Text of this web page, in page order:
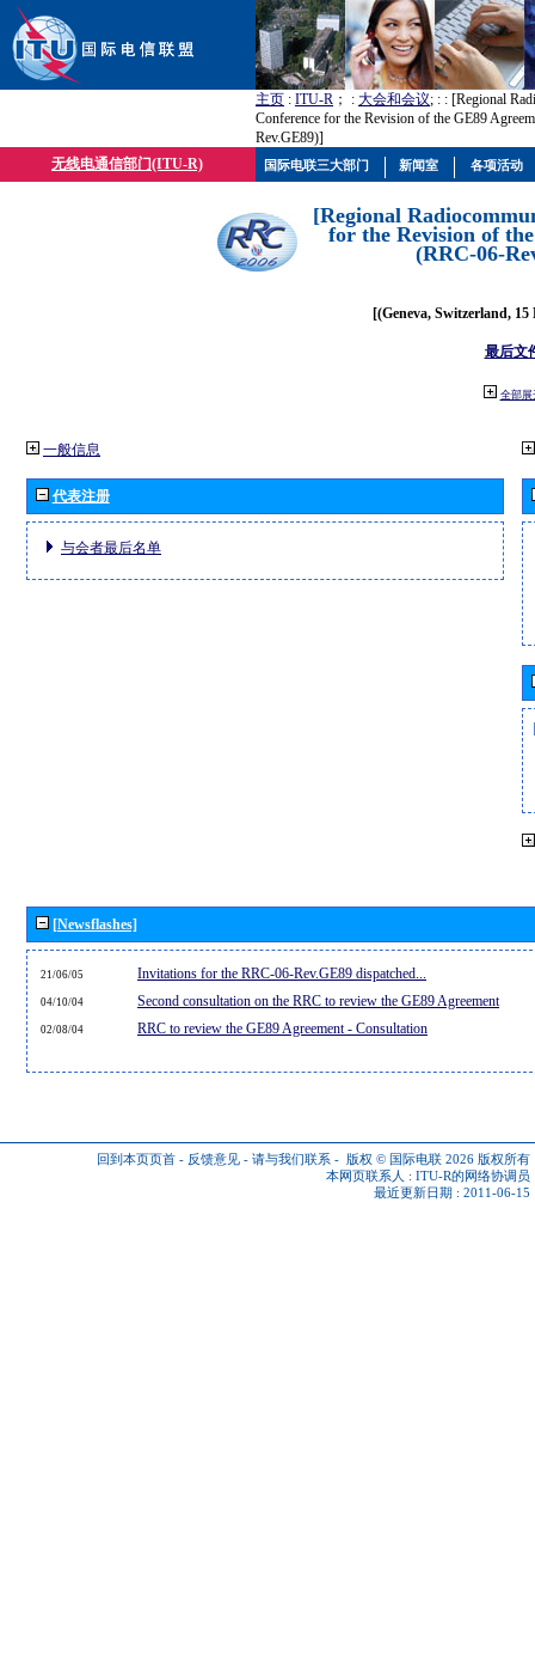
主页 : ITU-R ； : 大会和会议; : : [Regional
Conference for the Revision of the GE89
Rev.GE89)]
无线电通信部门(ITU-R)
[Regional
for the Revision of
(RRC-06-
[(Geneva, Switzerland, 15
最后文
全部展
一般信息
代表注册
与会者最后名单
[Newsflashes]
21/06/05 Invitations for the RRC-06-Rev.GE89 dispatched...
04/10/04 Second consultation on the RRC to review the GE89 Agreement
02/08/04 RRC to review the GE89 Agreement - Consultation
回到本页页首 - 反馈意见 - 请与我们联系 - 版权 © 国际电联 2026 版权所有
本网页联系人 : ITU-R的网络协调员
最近更新日期 : 2011-06-15
国际电联三大部门 新闻室 各项活动